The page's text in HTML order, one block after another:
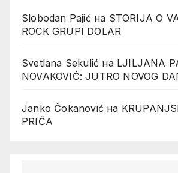
Slobodan Pajićна STORIJA O
ROCK GRUPI DOLAR
Svetlana Sekulić на LJILJANA
NOVAKOVIĆ: JUTRO NOVOG
Janko Čokanović на
PRIČA